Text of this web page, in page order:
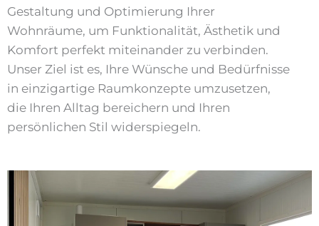
Gestaltung und Optimierung Ihrer
Wohnräume, um Funktionalität, Ästhetik und
Komfort perfekt miteinander zu verbinden.
Unser Ziel ist es, Ihre Wünsche und Bedürfnisse
in einzigartige Raumkonzepte umzusetzen,
die Ihren Alltag bereichern und Ihren
persönlichen Stil widerspiegeln.